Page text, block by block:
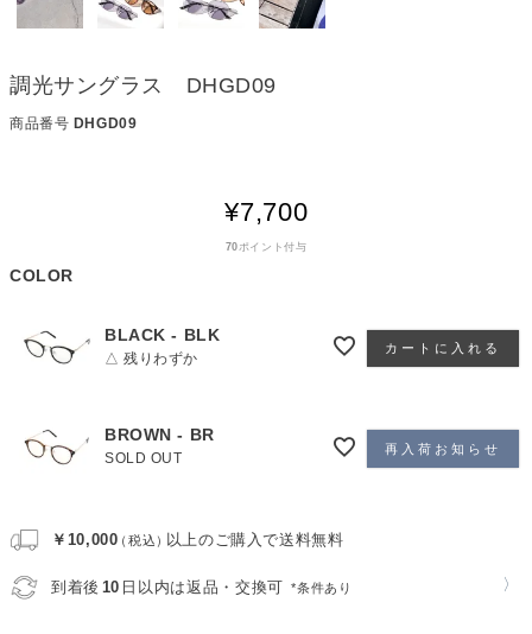
調光サングラス DHGD09
商品番号 DHGD09
¥7,700
70 ポイント付与
COLOR
BLACK - BLK
△ 残りわずか
カートに入れる
BROWN - BR
SOLD OUT
再入荷お知らせ
￥10,000（税込）以上のご購入で送料無料
到着後 10 日以内は返品・交換可 *条件あり 〉